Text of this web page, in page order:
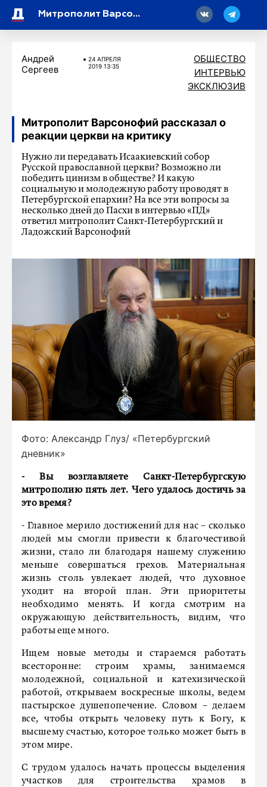
Митрополит Варсонофий рассказал о реакции церкви на критику
Андрей
Сергеев
24 АПРЕЛЯ
2019 13:35
ОБЩЕСТВО
ИНТЕРВЬЮ
ЭКСКЛЮЗИВ
Митрополит Варсонофий рассказал о
реакции церкви на критику
Нужно ли передавать Исаакиевский собор
Русской православной церкви? Возможно ли
победить цинизм в обществе? И какую
социальную и молодежную работу проводят в
Петербургской епархии? На все эти вопросы за
несколько дней до Пасхи в интервью «ПД»
ответил митрополит Санкт-Петербургский и
Ладожский Варсонофий
Фото: Александр Глуз/ «Петербургский
дневник»
- Вы возглавляете Санкт-Петербургскую
митрополию пять лет. Чего удалось достичь за
это время?
- Главное мерило достижений для нас – сколько
людей мы смогли привести к благочестивой
жизни, стало ли благодаря нашему служению
меньше совершаться грехов. Материальная
жизнь столь увлекает людей, что духовное
уходит на второй план. Эти приоритеты
необходимо менять. И когда смотрим на
окружающую действительность, видим, что
работы еще много.
Ищем новые методы и стараемся работать
всесторонне: строим храмы, занимаемся
молодежной, социальной и катехизической
работой, открываем воскресные школы, ведем
пастырское душепопечение. Cловом – делаем
все, чтобы открыть человеку путь к Богу, к
высшему счастью, которое только может быть в
этом мире.
С трудом удалось начать процессы выделения
участков для строительства храмов в